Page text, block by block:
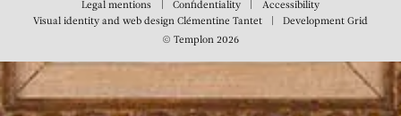
Legal mentions Confidentiality
Accessibility
Visual identity and web design Clémentine Tantet DevelopmentGrid
© Templon 2026